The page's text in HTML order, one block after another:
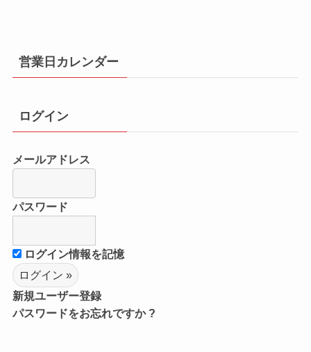
営業日カレンダー
ログイン
メールアドレス
パスワード
ログイン情報を記憶
新規ユーザー登録
パスワードをお忘れですか ?